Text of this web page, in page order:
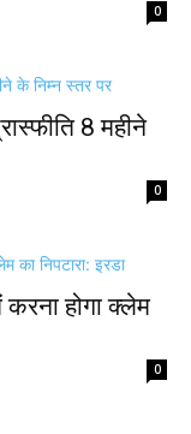
0
8 महीने
0
होगा क्लेम
0